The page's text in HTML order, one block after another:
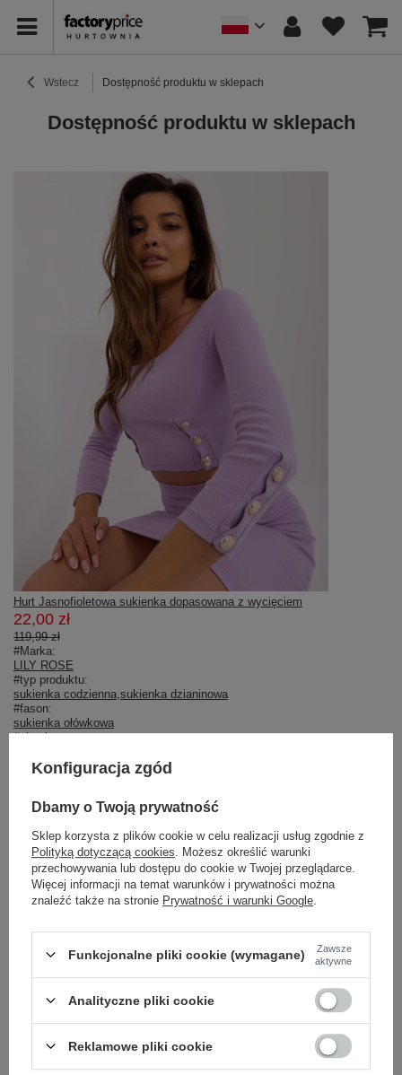
Wstecz Dostępność produktu w sklepach
Dostępność produktu w sklepach
Hurt Jasnofioletowa sukienka dopasowana z wycięciem
22,00 zł
119,99 zł
#Marka:
LILY ROSE
#typ produktu:
sukienka codzienna sukienka dzianinowa
#fason:
sukienka ołówkowa
#okazja:
#wzór dominujący:
bawełna
mini
#rękaw:
rękaw 3/4
#dekolt:
okrągły
materiał prążkowany,guziki
90% bawełna,10% elastan
#sposób prania :
pranie w pralce w 30°C
#modelka:
Modelka ma na sobie rozmiar S/M. Wymiary modelki: wzrost 173 cm,
biust 89 cm, talia 65 cm, biodra 91 cm
emblemat_FP:
Konfiguracja zgód
Dbamy o Twoją prywatność
Sklep korzysta z plików cookie w celu realizacji usług zgodnie z
Polityką dotyczącą cookies . Możesz określić warunki
przechowywania lub dostępu do cookie w Twojej przeglądarce.
Więcej informacji na temat warunków i prywatności można
znaleźć także na stronie Prywatność i warunki Google
Funkcjonalne pliki cookie (wymagane)
Zawsze
aktywne
Analityczne pliki cookie
Reklamowe pliki cookie